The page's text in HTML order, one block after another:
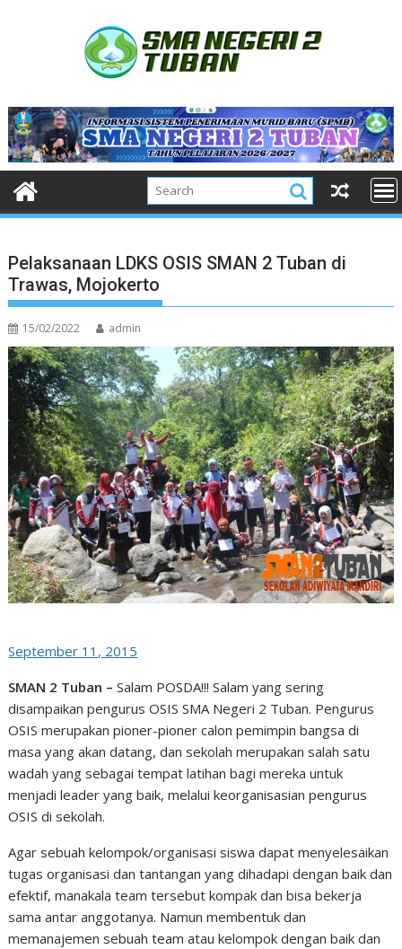
Pelaksanaan LDKS OSIS SMAN 2 Tuban di
Trawas, Mojokerto
15/02/2022 admin
September 11, 2015
SMAN 2 Tuban – Salam POSDA!!! Salam yang sering
disampaikan pengurus OSIS SMA Negeri 2 Tuban. Pengurus
OSIS merupakan pioner-pioner calon pemimpin bangsa di
masa yang akan datang, dan sekolah merupakan salah satu
wadah yang sebagai tempat latihan bagi mereka untuk
menjadi leader yang baik, melalui keorganisasian pengurus
OSIS di sekolah.
Agar sebuah kelompok/organisasi siswa dapat menyelesaikan
tugas organisasi dan tantangan yang dihadapi dengan baik dan
efektif, manakala team tersebut kompak dan bisa bekerja
sama antar anggotanya. Namun membentuk dan
memanajemen sebuah team atau kelompok dengan baik dan